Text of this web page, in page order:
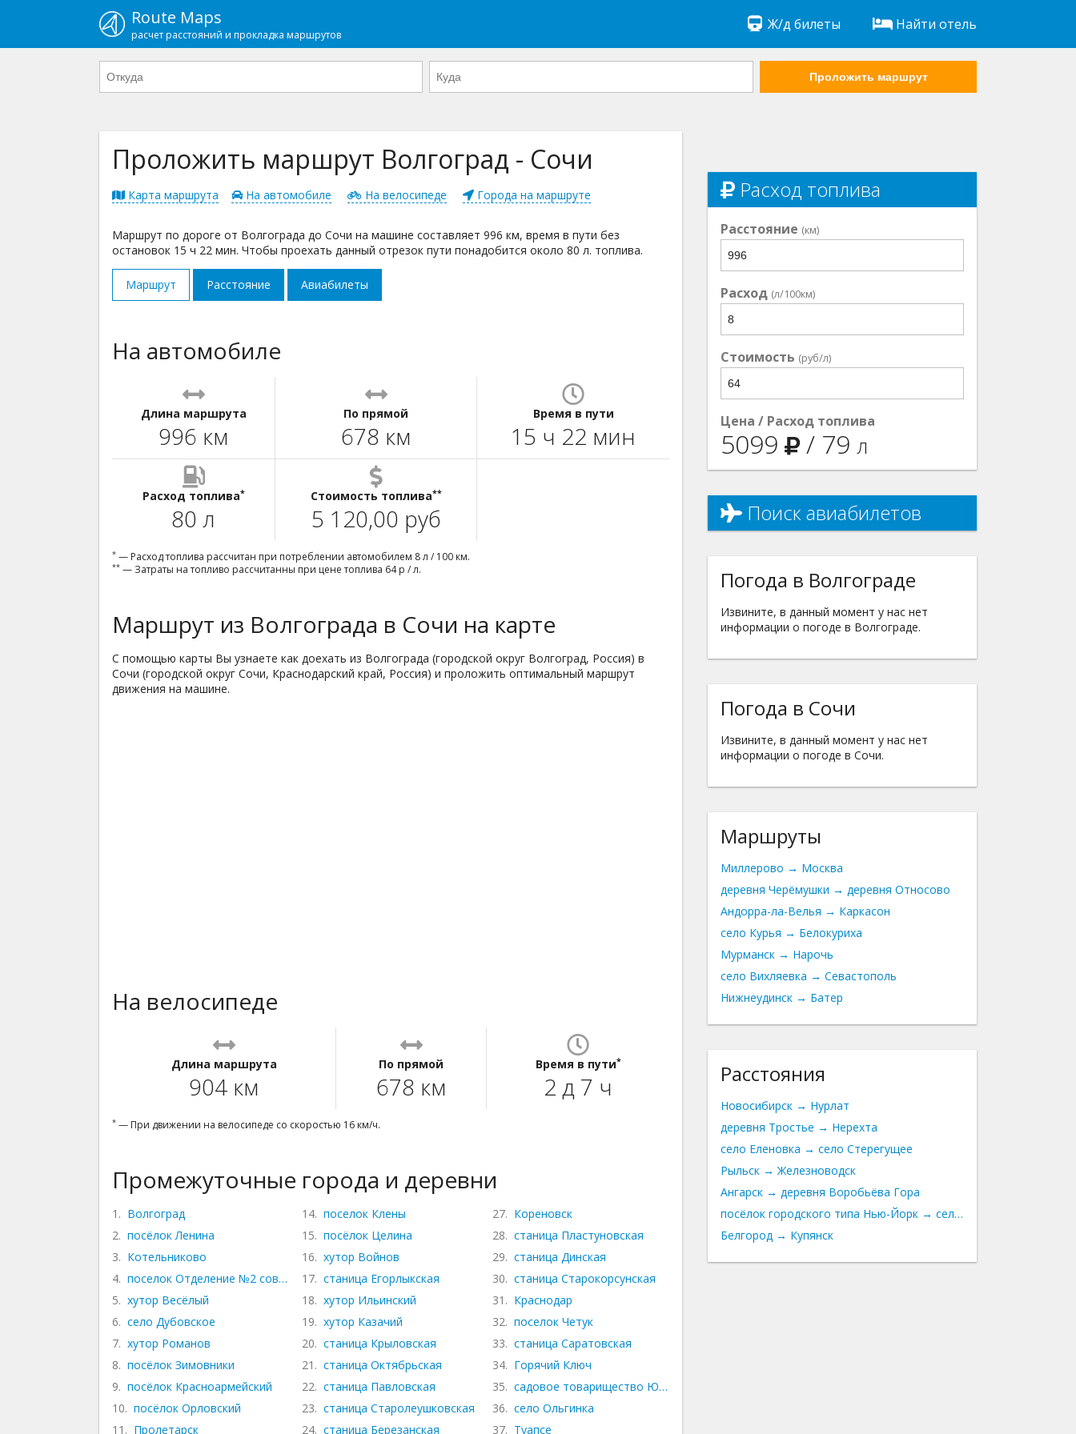
Route Maps
расчет расстояний и прокладка маршрутов
Ж/д билеты Найти отель
Проложить маршрут
Проложить маршрут Волгоград - Сочи
Карта маршрута На автомобиле На велосипеде Города на маршруте
Маршрут по дороге от Волгограда до Сочи на машине составляет 996 км, время в пути без
остановок 15 ч 22 мин. Чтобы проехать данный отрезок пути понадобится около 80 л. топлива.
Маршрут Расстояние Авиабилеты
На автомобиле
Длина маршрута
996 км
По прямой
678 км
Время в пути
15 ч 22 мин
Расход топлива*
80 л
Стоимость топлива**
5 120,00 руб
* — Расход топлива рассчитан при потреблении автомобилем 8 л / 100 км.
** — Затраты на топливо рассчитанны при цене топлива 64 р / л.
Маршрут из Волгограда в Сочи на карте
С помощью карты Вы узнаете как доехать из Волгограда (городской округ Волгоград, Россия) в
Сочи (городской округ Сочи, Краснодарский край, Россия) и проложить оптимальный маршрут
движения на машине.
На велосипеде
Длина маршрута
904 км
По прямой
678 км
Время в пути*
2 д 7 ч
* — При движении на велосипеде со скоростью 16 км/ч.
Промежуточные города и деревни
1. Волгоград
2. посёлок Ленина
3. Котельниково
4. поселок Отделение №2 совхоза Семичный
5. хутор Весёлый
6. село Дубовское
7. хутор Романов
8. посёлок Зимовники
9. посёлок Красноармейский
10. посёлок Орловский
11. Пролетарск
14. поселок Клены
15. посёлок Целина
16. хутор Войнов
17. станица Егорлыкская
18. хутор Ильинский
19. хутор Казачий
20. станица Крыловская
21. станица Октябрьская
22. станица Павловская
23. станица Старолеушковская
24. станица Березанская
27. Кореновск
28. станица Пластуновская
29. станица Динская
30. станица Старокорсунская
31. Краснодар
32. поселок Четук
33. станица Саратовская
34. Горячий Ключ
35. садовое товарищество Южное
36. село Ольгинка
37. Туапсе
Расход топлива
Расстояние (км)
Расход (л/100км)
Стоимость (руб/л)
Цена / Расход топлива
5099 / 79 л
Поиск авиабилетов
Погода в Волгограде
Извините, в данный момент у нас нет
информации о погоде в Волгограде.
Погода в Сочи
Извините, в данный момент у нас нет
информации о погоде в Сочи.
Маршруты
Миллерово → Москва
деревня Черёмушки → деревня Относово
Андорра-ла-Велья → Каркасон
село Курья → Белокуриха
Мурманск → Нарочь
село Вихляевка → Севастополь
Нижнеудинск → Батер
Расстояния
Новосибирск → Нурлат
деревня Тростье → Нерехта
село Еленовка → село Стерегущее
Рыльск → Железноводск
Ангарск → деревня Воробьёва Гора
посёлок городского типа Нью-Йорк → село Александрополь
Белгород → Купянск